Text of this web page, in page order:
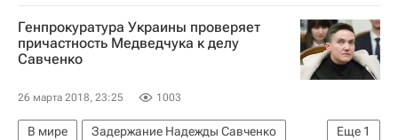
Португалия
Нидерланды
Генпрокуратура Украины проверяет
причастность Медведчука к делу
Савченко
26 марта 2018, 23:25 1003
Еще 1
В мире Задержание Надежды Савченко